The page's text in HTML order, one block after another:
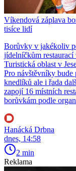
Víkendová záplava
tisíce lidí
Borůvky v jakékoliv
jídelníčkům
Turistická oblast v
Pro návštěvníky
knedlíků ale i řada
zapojí 16 místních
borůvkám podle
Hanácká Drbna
dnes, 14:58
2 min
Reklama